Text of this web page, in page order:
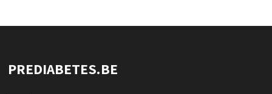
PREDIABETES.BE